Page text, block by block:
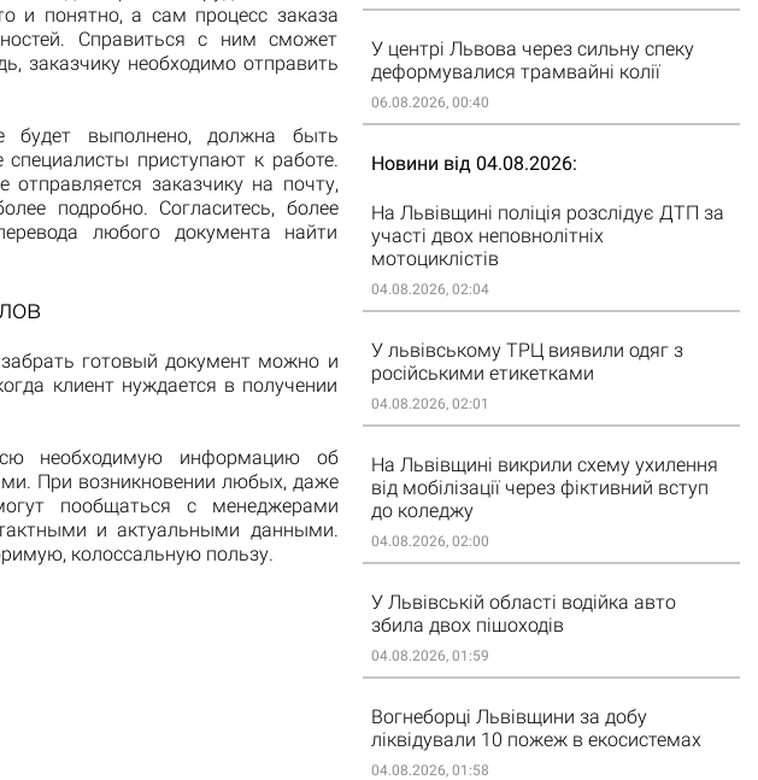
и понятно, а сам процесс заказа
Справиться с ним сможет
заказчику необходимо отправить
будет выполнено, должна быть
приступают к работе.
заказчику на почту,
подробно. Согласитесь, более
любого документа найти
готовый документ можно и
клиент нуждается в получении
необходимую информацию об
При возникновении любых, даже
пообщаться с менеджерами
и актуальными данными.
колоссальную пользу.
У центрі Львова через сильну спеку
деформувалися трамвайні колії
06.08.2026, 00:40
Новини від 04.08.2026
На Львівщині поліція розслідує ДТП за
участі двох неповнолітніх
мотоциклістів
04.08.2026, 02:04
У львівському ТРЦ виявили одяг з
російськими етикетками
04.08.2026, 02:01
На Львівщині викрили схему ухилення
від мобілізації через фіктивний вступ
до коледжу
04.08.2026, 02:00
У Львівській області водійка авто
збила двох пішоходів
04.08.2026, 01:59
Вогнеборці Львівщини за добу
ліквідували 10 пожеж в екосистемах
04.08.2026, 01:58